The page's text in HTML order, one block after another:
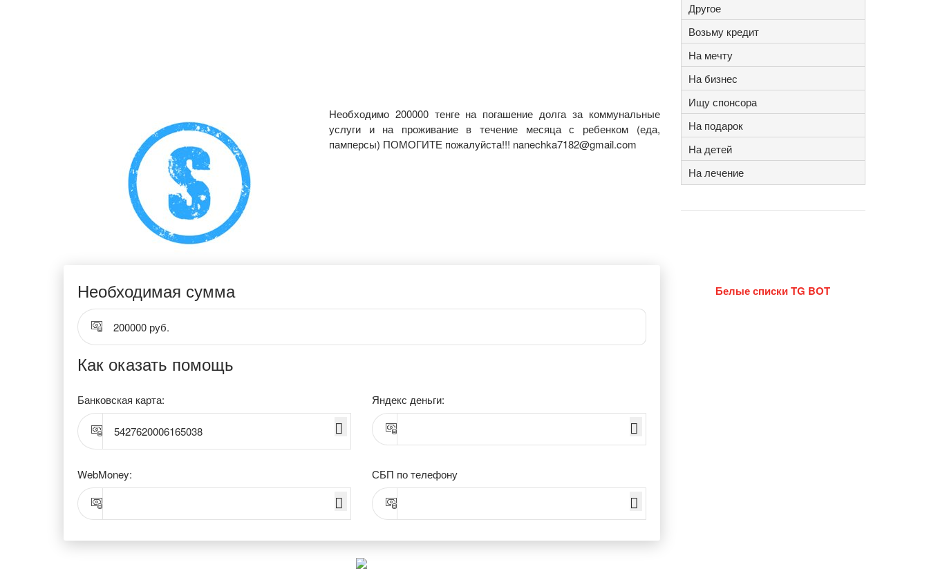
Необходимо 200000 тенге на погашение долга за коммунальные
услуги и на проживание в течение месяца с ребенком (еда,
памперсы) ПОМОГИТЕ пожалуйста!!! nanechka7182@gmail.com
Необходимая сумма
200000 руб.
Как оказать помощь
Банковская карта:
5427620006165038
Яндекс деньги:
WebMoney: СБП по телефону
Другое
Возьму кредит
На мечту
На бизнес
Ищу спонсора
На подарок
На детей
На лечение
Белые списки TG BOT